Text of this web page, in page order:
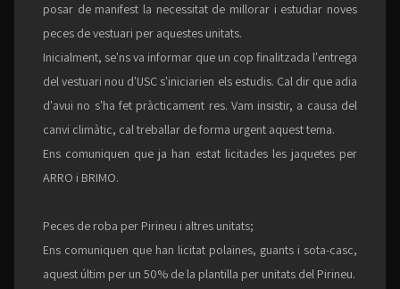
posar de manifest la necessitat de millorar i estudiar noves
peces de vestuari per aquestes unitats.
Inicialment, se'ns va informar que un cop finalitzada l'entrega
del vestuari nou d'USC s'iniciarien els estudis. Cal dir que adia
d'avui no s'ha fet pràcticament res. Vam insistir, a causa del
canvi climàtic, cal treballar de forma urgent aquest tema.
Ens comuniquen que ja han estat licitades les jaquetes per
ARRO i BRIMO.
Peces de roba per Pirineu i altres unitats;
Ens comuniquen que han licitat polaines, guants i sota-casc,
aquest últim per un 50% de la plantilla per unitats del Pirineu.